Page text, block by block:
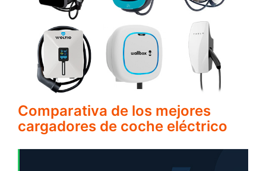
Comparativa de los mejores
cargadores de coche eléctrico